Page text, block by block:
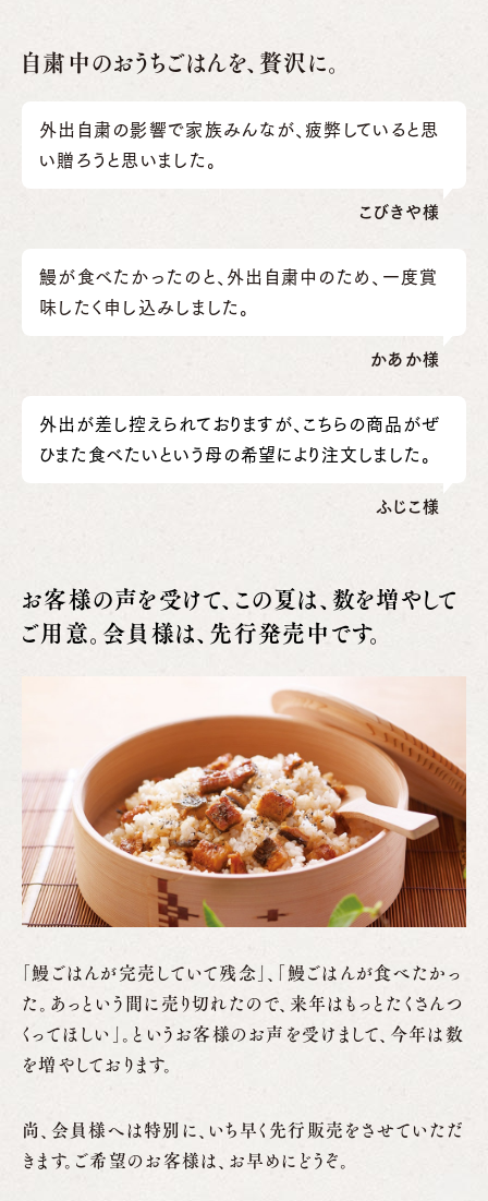
自粛中のおうちごはんを、贅沢に。
外出自粛の影響で家族みんなが、疲弊していると思
い贈ろうと思いました。
こびきや様
鰻が食べたかったのと、外出自粛中のため、一度賞
味したく申し込みしました。
かあか様
外出が差し控えられておりますが、こちらの商品がぜ
ひまた食べたいという母の希望により注文しました。
ふじこ様
お客様の声を受けて、この夏は、数を増やして
ご用意。会員様は、先行発売中です。
｢鰻ごはんが完売していて残念｣、｢鰻ごはんが食べたかっ
た。あっという間に売り切れたので、来年はもっとたくさんつ
くってほしい｣。というお客様のお声を受けまして、今年は数
を増やしております。
尚、会員様へは特別に、いち早く先行販売をさせていただ
きます。ご希望のお客様は、お早めにどうぞ。